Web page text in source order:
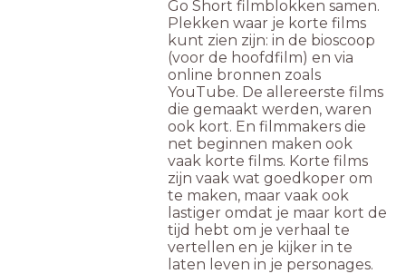
Go Short filmblokken samen.
Plekken waar je korte films
kunt zien zijn: in de bioscoop
(voor de hoofdfilm) en via
online bronnen zoals
YouTube. De allereerste films
die gemaakt werden, waren
ook kort. En filmmakers die
net beginnen maken ook
vaak korte films. Korte films
zijn vaak wat goedkoper om
te maken, maar vaak ook
lastiger omdat je maar kort de
tijd hebt om je verhaal te
vertellen en je kijker in te
laten leven in je personages.